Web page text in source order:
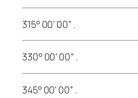
315° 00’ 00” .
330° 00’ 00” .
345° 00’ 00” .